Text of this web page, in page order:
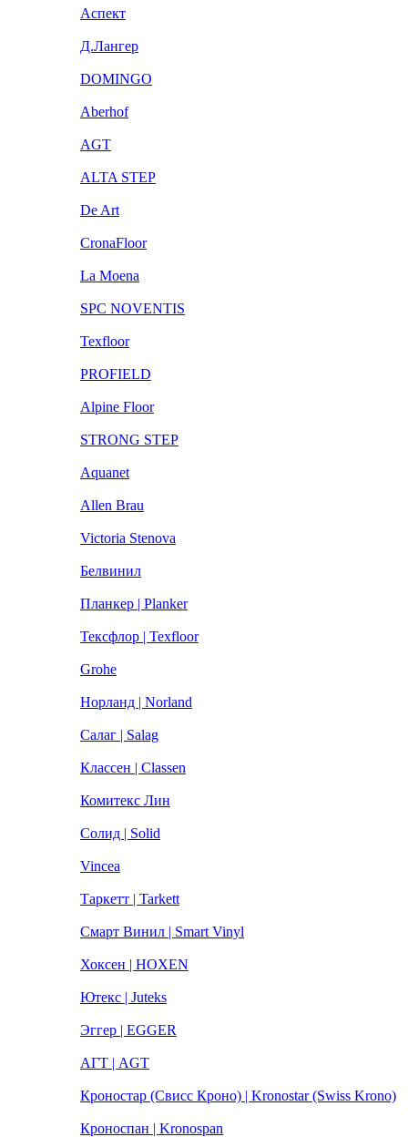
Аспект
Д.Лангер
DOMINGO
Aberhof
AGT
ALTA STEP
De Art
CronaFloor
La Moena
SPC NOVENTIS
Texfloor
PROFIELD
Alpine Floor
STRONG STEP
Aquanet
Allen Brau
Victoria Stenova
Белвинил
Планкер | Planker
Тексфлор | Texfloor
Grohe
Норланд | Norland
Салаг | Salag
Классен | Classen
Комитекс Лин
Солид | Solid
Vincea
Таркетт | Tarkett
Смарт Винил | Smart Vinyl
Хоксен | HOXEN
Ютекс | Juteks
Эггер | EGGER
АГТ | AGT
Кроностар (Свисс Кроно) | Kronostar (Swiss Krono)
Кроноспан | Kronospan